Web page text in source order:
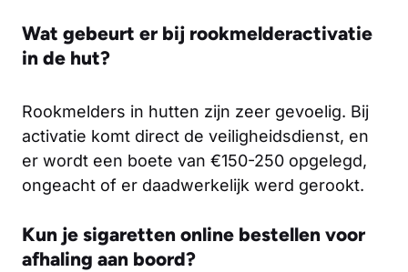
Wat gebeurt er bij rookmelderactivatie
in de hut?
Rookmelders in hutten zijn zeer gevoelig. Bij
activatie komt direct de veiligheidsdienst, en
er wordt een boete van €150-250 opgelegd,
ongeacht of er daadwerkelijk werd gerookt.
Kun je sigaretten online bestellen voor
afhaling aan boord?